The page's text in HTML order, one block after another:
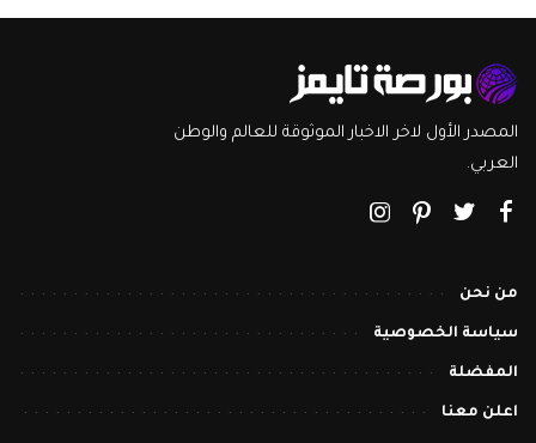
المصدر الأول لاخر الاخبار الموثوقة للعالم والوطن
العربي.
من نحن
سياسة الخصوصية
المفضلة
اعلن معنا